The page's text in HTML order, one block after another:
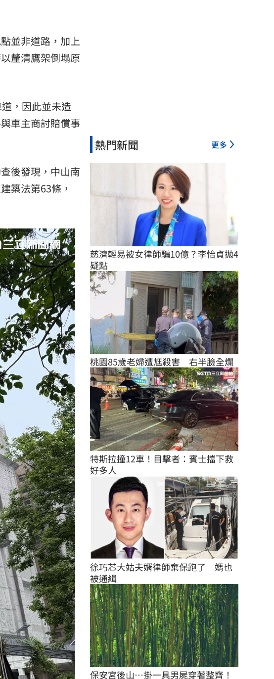
並非道路，加上
釐清鷹架倒塌原
，因此並未造
車主商討賠償事
後發現，中山南
築法第63條，
熱門新聞 更多
慈濟輕易被女律師騙10億？李怡貞拋4
疑點
桃園85歲老婦遭尪殺害　右半臉全爛
特斯拉撞12車！目擊者：賓士擋下救
好多人
徐巧芯大姑夫婿律師棄保跑了　媽也
被通緝
保安宮後山…掛一具男屍穿著整齊！